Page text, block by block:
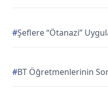
#Şeflere “Ötanazi”
#BT Öğretmenlerinin